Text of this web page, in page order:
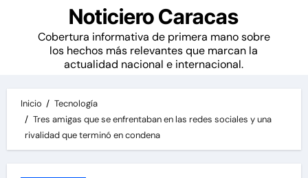
Noticiero Caracas
Cobertura informativa de primera mano sobre
los hechos más relevantes que marcan la
actualidad nacional e internacional.
Inicio
Tecnología
Tres amigas que se enfrentaban en las redes sociales y una
rivalidad que terminó en condena